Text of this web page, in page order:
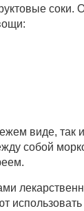
соки.
виде, так и
собой